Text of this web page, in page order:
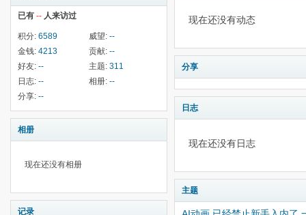
已有 -- 人来访过
积分: 6589 威望: --
金钱: 4213 贡献: --
好友: -- 主题: 311
日志: -- 相册: --
分享: --
相册
现在还没有相册
记录
现在还没有动态
分享
日志
现在还没有日志
主题